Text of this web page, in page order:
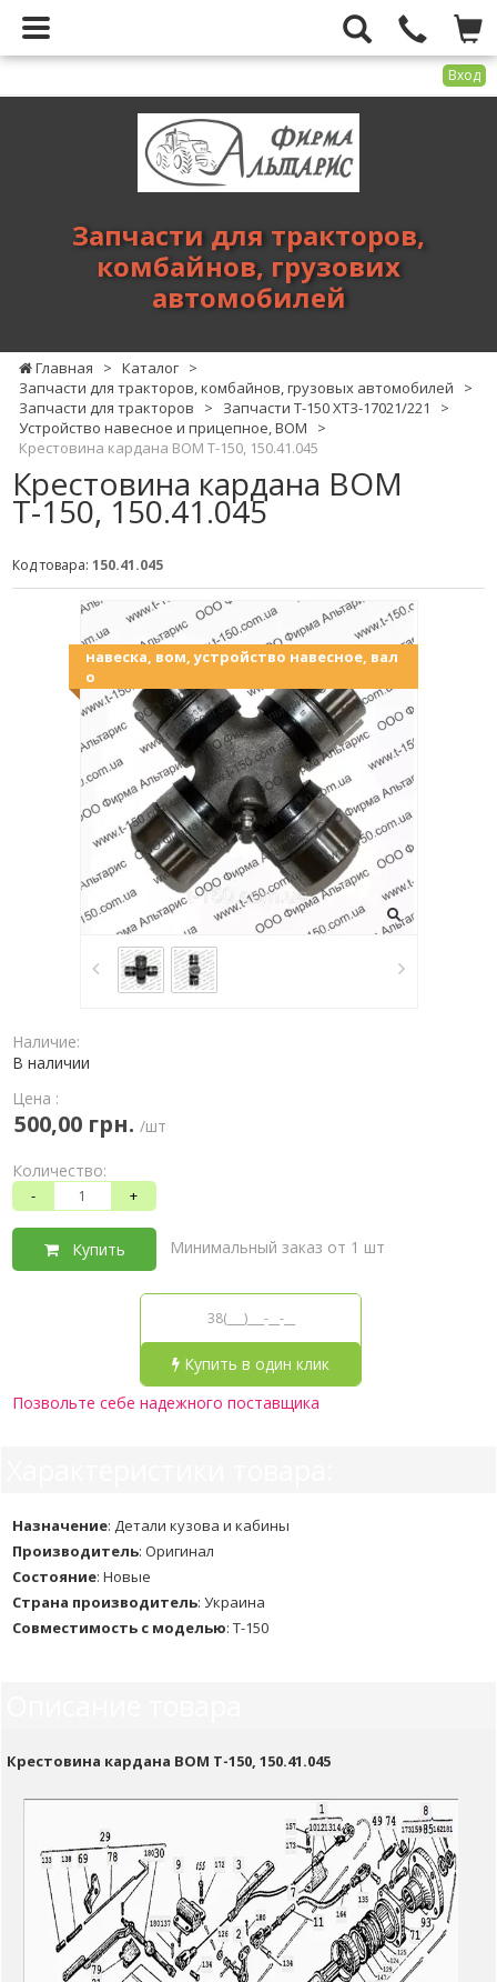
Вход
тракторов,
комбайнов,
Запчасти для тракторов,
комбайнов, грузових
автомобилей
Главная > Каталог >
Запчасти для тракторов, комбайнов, грузовых автомобилей
>
Запчасти для тракторов
> Запчасти Т-150 ХТЗ-17021/221
>
Устройство навесное и прицепное, ВОМ
>
Крестовина кардана ВОМ Т-150, 150.41.045
Крестовина кардана ВОМ
Т-150, 150.41.045
Код товара: 150.41.045
навеска, вом, устройство навесное, вал
о
Наличие:
В наличии
Цена :
500,00 грн. /шт
Количество:
- +
Купить Минимальный заказ от 1 шт
Купить в один клик
Позвольте себе надежного поставщика
Назначение: Детали кузова и кабины
Производитель: Оригинал
Состояние: Новые
Страна производитель: Украина
Совместимость с моделью: Т-150
Крестовина кардана ВОМ Т-150, 150.41.045